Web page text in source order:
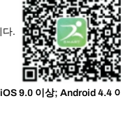
다.
9.0 이상; Android 4.4